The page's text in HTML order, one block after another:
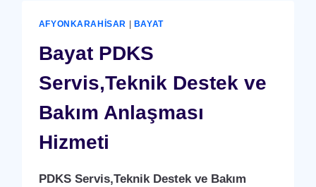
ANLAŞMASI
HIZMETI
AFYONKARAHISAR | BAYAT
Bayat PDKS
Servis,Teknik Destek ve
Bakım Anlaşması
Hizmeti
PDKS Servis,Teknik Destek ve Bakım